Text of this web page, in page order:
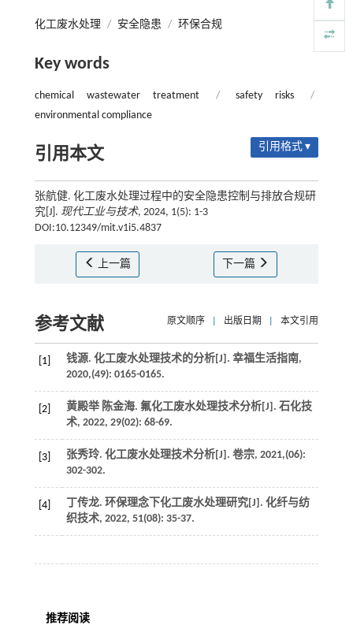
化工废水处理 / 安全隐患 / 环保合规
Key words
chemical wastewater treatment / safety risks
/
environmental compliance
引用本文 引用格式 ▾
张航健. 化工废水处理过程中的安全隐患控制与排放合规研
究[J]. 现代工业与技术, 2024, 1(5): 1-3
DOI:10.12349/mit.v1i5.4837
上一篇 下一篇
参考文献 原文顺序 出版日期 本文引用
[1] 钱源. 化工废水处理技术的分析[J]. 幸福生活指南,
2020,(49): 0165-0165.
[2] 黄殿举 陈金海. 氟化工废水处理技术分析[J]. 石化技
术, 2022, 29(02): 68-69.
[3] 张秀玲. 化工废水处理技术分析[J]. 卷宗, 2021,(06):
302-302.
[4] 丁传龙. 环保理念下化工废水处理研究[J]. 化纤与纺
织技术, 2022, 51(08): 35-37.